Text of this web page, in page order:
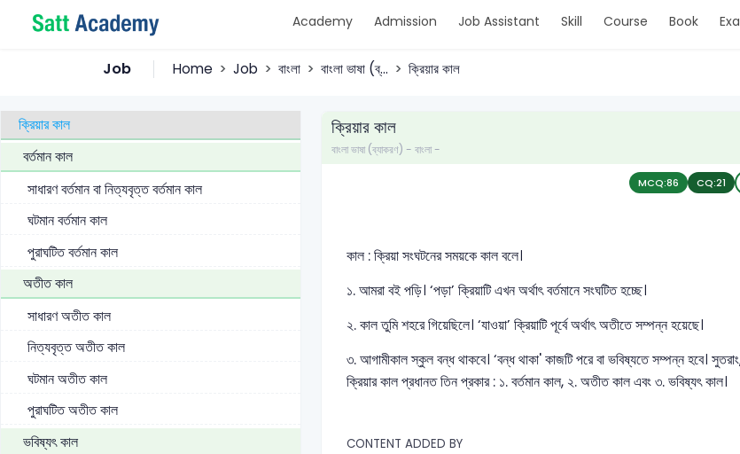
Academy Admission Job Assistant Skill Course Book
Job Home Job বাংলা বাংলা ভাষা (ব্... ক্রিয়ার কাল
সিদ্ধান্তবাচক অব্যয়
নিত্যসম্বন্ধীয় অব্যয়
ক্রিয়ার কাল
বর্তমান কাল
সাধারণ বর্তমান বা নিত্যবৃত্ত বর্তমান কাল
ঘটমান বর্তমান কাল
পুরাঘটিত বর্তমান কাল
অতীত কাল
সাধারণ অতীত কাল
নিত্যবৃত্ত অতীত কাল
ঘটমান অতীত কাল
পুরাঘটিত অতীত কাল
ভবিষ্যৎ কাল
ক্রিয়ার কাল
বাংলা ভাষা (ব্যাকরণ) - বাংলা -
MCQ:86 CQ:21
কাল : ক্রিয়া সংঘটনের সময়কে কাল বলে।
১. আমরা বই পড়ি। ‘পড়া’ ক্রিয়াটি এখন অর্থাৎ বর্তমানে সংঘটিত হচ্ছে।
২. কাল তুমি শহরে গিয়েছিলে। ‘যাওয়া’ ক্রিয়াটি পূর্বে অর্থাৎ অতীতে সম্পন্ন হয়েছে।
৩. আগামীকাল স্কুল বন্ধ থাকবে। ‘বন্ধ থাকা' কাজটি পরে বা ভবিষ্যতে সম্পন্ন হবে।
ক্রিয়ার কাল প্রধানত তিন প্রকার : ১. বর্তমান কাল, ২. অতীত কাল এবং ৩. ভবিষ্যৎ কাল।
CONTENT ADDED BY